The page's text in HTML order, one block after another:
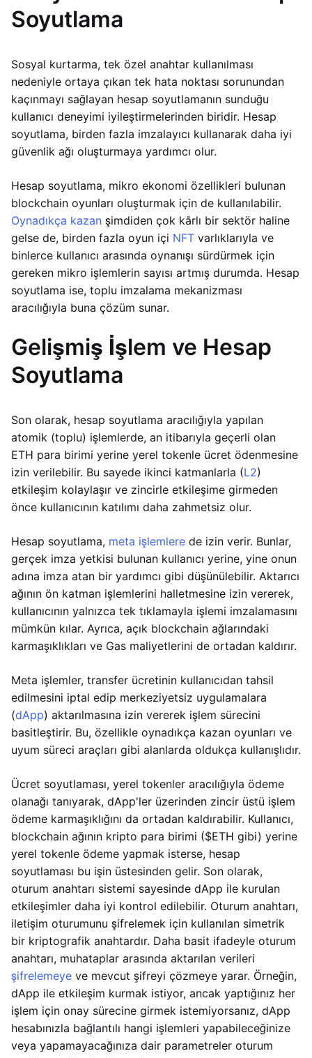
Soyutlama
Sosyal kurtarma, tek özel anahtar kullanılması
nedeniyle ortaya çıkan tek hata noktası sorunundan
kaçınmayı sağlayan hesap soyutlamanın sunduğu
kullanıcı deneyimi iyileştirmelerinden biridir. Hesap
soyutlama, birden fazla imzalayıcı kullanarak daha iyi
güvenlik ağı oluşturmaya yardımcı olur.
Hesap soyutlama, mikro ekonomi özellikleri bulunan
blockchain oyunları oluşturmak için de kullanılabilir.
Oynadıkça kazan şimdiden çok kârlı bir sektör haline
gelse de, birden fazla oyun içi NFT varlıklarıyla ve
binlerce kullanıcı arasında oynanışı sürdürmek için
gereken mikro işlemlerin sayısı artmış durumda. Hesap
soyutlama ise, toplu imzalama mekanizması
aracılığıyla buna çözüm sunar.
Gelişmiş İşlem ve Hesap
Soyutlama
Son olarak, hesap soyutlama aracılığıyla yapılan
atomik (toplu) işlemlerde, an itibarıyla geçerli olan
ETH para birimi yerine yerel tokenle ücret ödenmesine
izin verilebilir. Bu sayede ikinci katmanlarla (L2)
etkileşim kolaylaşır ve zincirle etkileşime girmeden
önce kullanıcının katılımı daha zahmetsiz olur.
Hesap soyutlama, meta işlemlere de izin verir. Bunlar,
gerçek imza yetkisi bulunan kullanıcı yerine, yine onun
adına imza atan bir yardımcı gibi düşünülebilir. Aktarıcı
ağının ön katman işlemlerini halletmesine izin vererek,
kullanıcının yalnızca tek tıklamayla işlemi imzalamasını
mümkün kılar. Ayrıca, açık blockchain ağlarındaki
karmaşıklıkları ve Gas maliyetlerini de ortadan kaldırır.
Meta işlemler, transfer ücretinin kullanıcıdan tahsil
edilmesini iptal edip merkeziyetsiz uygulamalara
(dApp) aktarılmasına izin vererek işlem sürecini
basitleştirir. Bu, özellikle oynadıkça kazan oyunları ve
uyum süreci araçları gibi alanlarda oldukça kullanışlıdır.
Ücret soyutlaması, yerel tokenler aracılığıyla ödeme
olanağı tanıyarak, dApp'ler üzerinden zincir üstü işlem
ödeme karmaşıklığını da ortadan kaldırabilir. Kullanıcı,
blockchain ağının kripto para birimi ($ETH gibi) yerine
yerel tokenle ödeme yapmak isterse, hesap
soyutlaması bu işin üstesinden gelir. Son olarak,
oturum anahtarı sistemi sayesinde dApp ile kurulan
etkileşimler daha iyi kontrol edilebilir. Oturum anahtarı,
iletişim oturumunu şifrelemek için kullanılan simetrik
bir kriptografik anahtardır. Daha basit ifadeyle oturum
anahtarı, muhataplar arasında aktarılan verileri
şifrelemeye ve mevcut şifreyi çözmeye yarar. Örneğin,
dApp ile etkileşim kurmak istiyor, ancak yaptığınız her
işlem için onay sürecine girmek istemiyorsanız, dApp
hesabınızla bağlantılı hangi işlemleri yapabileceğinize
veya yapamayacağınıza dair parametreler oturum